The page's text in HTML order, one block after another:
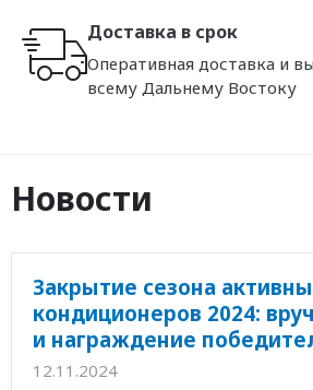
Доставка в срок
Оперативная доставка и
всему Дальнему Востоку
Новости
Закрытие сезона
кондиционеров 2024:
и награждение
12.11.2024